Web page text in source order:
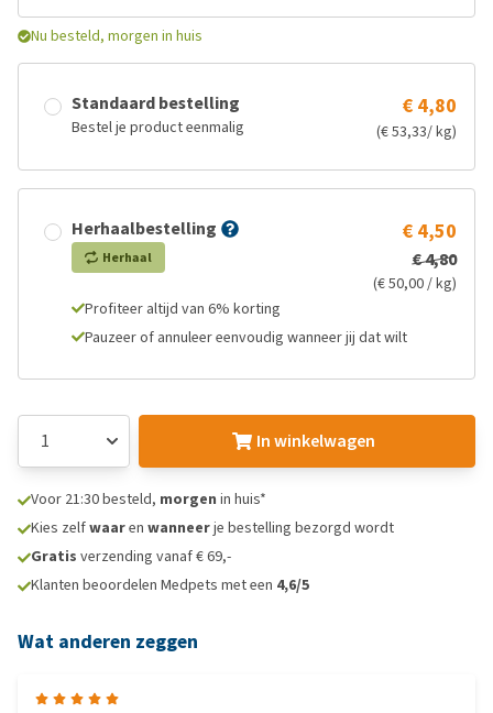
Nu besteld, morgen in huis
Standaard bestelling
Bestel je product eenmalig
€ 4,80
(€ 53,33/ kg)
Herhaalbestelling
Herhaal
€ 4,50
€ 4,80
(€ 50,00 / kg)
Profiteer altijd van 6% korting
Pauzeer of annuleer eenvoudig wanneer jij dat wilt
In winkelwagen
Voor 21:30 besteld, morgen in huis*
Kies zelfwaaren wanneerje bestelling bezorgd wordt
Gratis verzending vanaf € 69,-
Klanten beoordelen Medpets met een 4,6/5
Wat anderen zeggen